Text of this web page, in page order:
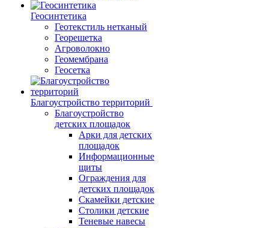
Геосинтетика
Геотекстиль нетканый
Георешетка
Агроволокно
Геомембрана
Геосетка
Благоустройство территорий
Благоустройство
детских площадок
Арки для детских
площадок
Информационные
щиты
Ограждения для
детских площадок
Скамейки детские
Столики детские
Теневые навесы